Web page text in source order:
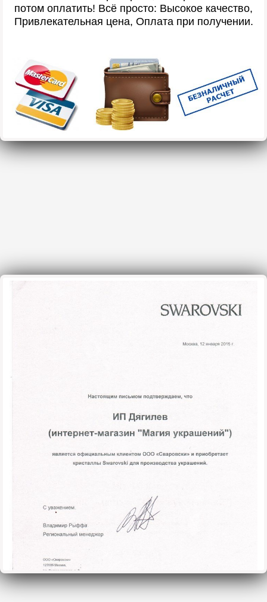
потом оплатить! Всё просто: Высокое качество,
Привлекательная цена, Оплата при получении.